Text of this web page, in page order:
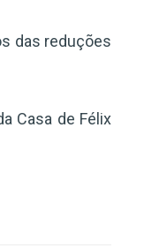
das reduções
Casa de Félix